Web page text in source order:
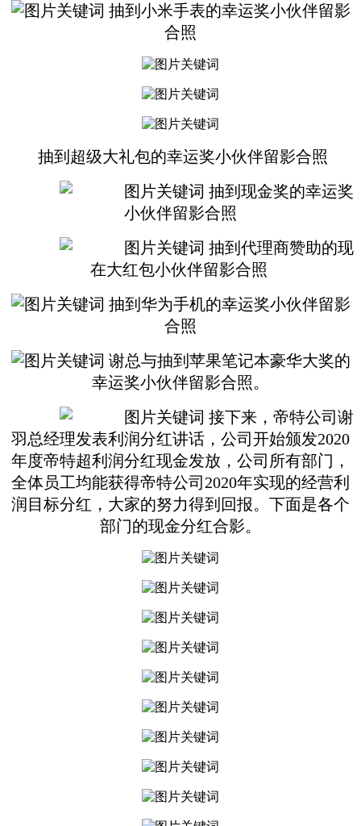
抽到小米手表的幸运奖小伙伴留影
合照
抽到超级大礼包的幸运奖小伙伴留影合照
抽到现金奖的幸运奖
小伙伴留影合照
抽到代理商赞助的现
在大红包小伙伴留影合照
抽到华为手机的幸运奖小伙伴留影
合照
谢总与抽到苹果笔记本豪华大奖的
幸运奖小伙伴留影合照。
接下来，帝特公司谢
羽总经理发表利润分红讲话，公司开始颁发2020
年度帝特超利润分红现金发放，公司所有部门，
全体员工均能获得帝特公司2020年实现的经营利
润目标分红，大家的努力得到回报。下面是各个
部门的现金分红合影。